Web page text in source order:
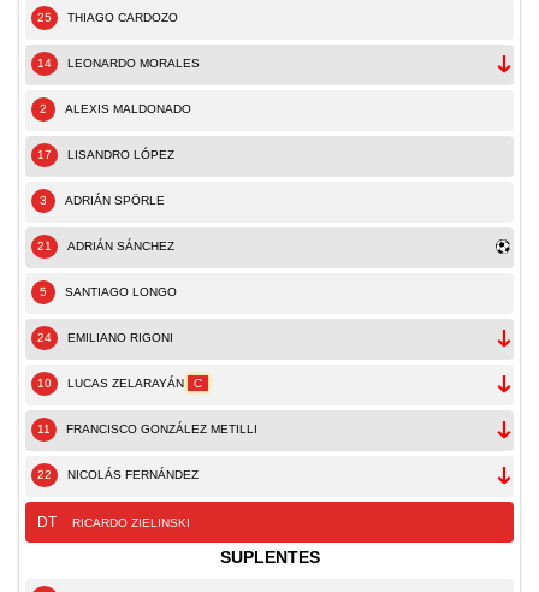
25 THIAGO CARDOZO
14 LEONARDO MORALES
2 ALEXIS MALDONADO
17 LISANDRO LÓPEZ
3 ADRIÁN SPÖRLE
21 ADRIÁN SÁNCHEZ
5 SANTIAGO LONGO
24 EMILIANO RIGONI
10 LUCAS ZELARAYÁN C
11 FRANCISCO GONZÁLEZ METILLI
22 NICOLÁS FERNÁNDEZ
DT RICARDO ZIELINSKI
SUPLENTES